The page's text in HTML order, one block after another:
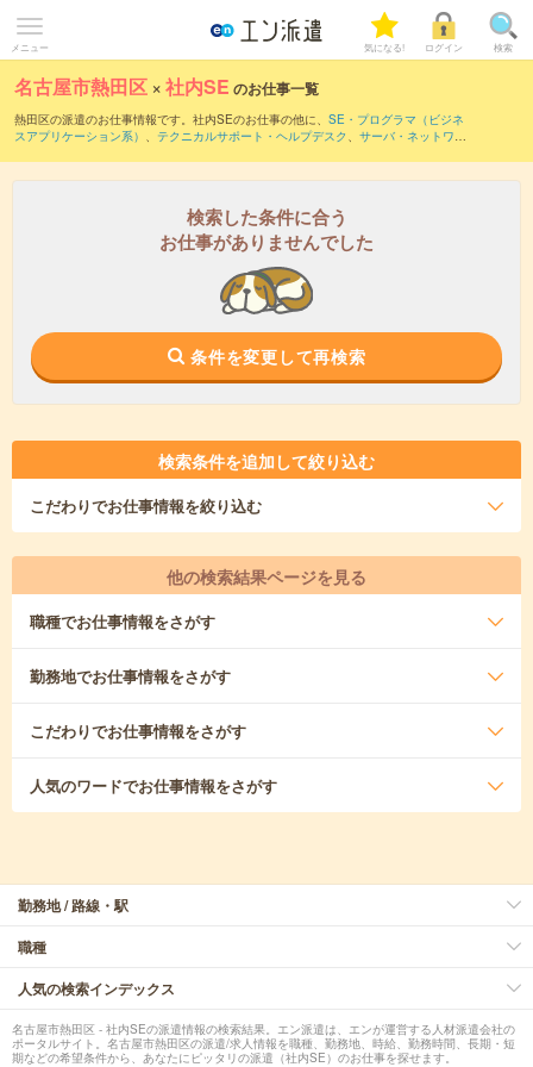
メニュー 気になる! ログイン 検索
名古屋市熱田区 ×社内SE のお仕事一覧
熱田区の派遣のお仕事情報です。社内SEのお仕事の他に、 SE・プログラマ（ビジネ
スアプリケーション系） 、 テクニカルサポート・ヘルプデスク 、 サーバ・ネットワー
は？とは？
検索した条件に合う
お仕事がありませんでした
条件を変更して再検索
検索条件を追加して絞り込む
こだわりでお仕事情報を絞り込む
他の検索結果ページを見る
職種でお仕事情報をさがす
勤務地でお仕事情報をさがす
こだわりでお仕事情報をさがす
人気のワードでお仕事情報をさがす
勤務地 / 路線・駅
職種
人気の検索インデックス
名古屋市熱田区 - 社内SEの派遣情報の検索結果。エン派遣は、エンが運営する人材派遣会社の
ポータルサイト。名古屋市熱田区の派遣/求人情報を職種、勤務地、時給、勤務時間、長期・短
期などの希望条件から、あなたにピッタリの派遣（社内SE）のお仕事を探せます。